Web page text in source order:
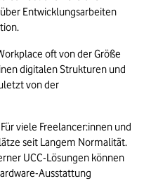
Entwicklungsarbeiten
oft von der Größe
digitalen Strukturen und
von der
Für viele Freelancer:innen und
seit Langem Normalität.
UCC-Lösungen können
Ausstattung